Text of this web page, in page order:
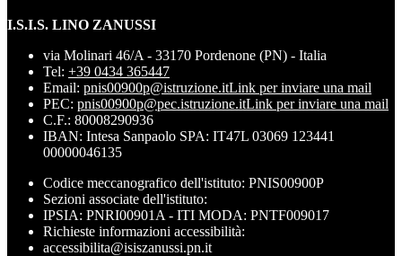
I.S.I.S. LINO ZANUSSI
via Molinari 46/A - 33170 Pordenone (PN) - Italia
Tel: +39 0434 365447
Email: pnis00900p@istruzione.itLink per inviare una mail
PEC: pnis00900p@pec.istruzione.itLink per inviare una mail
C.F.: 80008290936
IBAN: Intesa Sanpaolo SPA: IT47L 03069 123441
00000046135
Codice meccanografico dell'istituto: PNIS00900P
Sezioni associate dell'istituto:
IPSIA: PNRI00901A - ITI MODA: PNTF009017
Richieste informazioni accessibilità:
accessibilita@isiszanussi.pn.it